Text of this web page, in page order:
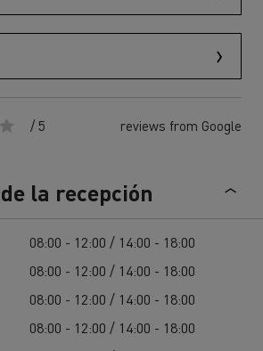
/ 5 reviews from Google
la recepción
08:00 - 12:00 / 14:00 - 18:00
08:00 - 12:00 / 14:00 - 18:00
08:00 - 12:00 / 14:00 - 18:00
08:00 - 12:00 / 14:00 - 18:00